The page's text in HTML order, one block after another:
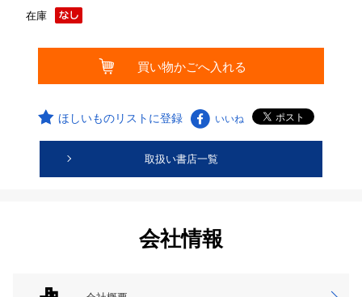
在庫
ほしいものリストに登録 いいね
取扱い書店一覧
会社情報